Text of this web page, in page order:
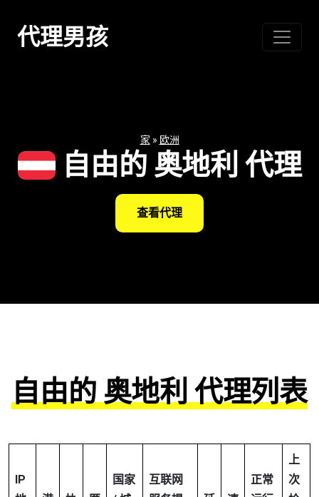
代理男孩
家 » 欧洲
自由的 奥地利 代理
查看代理
自由的 奥地利 代理列表
IP
国家
互联网
正常
上
次